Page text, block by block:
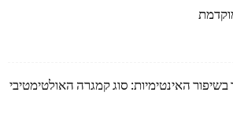
האינטימיות: סוג קמגרה האולטימטיבי